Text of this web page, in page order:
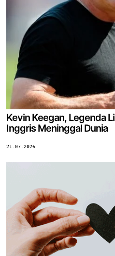
Kevin Keegan, Legenda
Inggris Meninggal Dunia
21.07.2026